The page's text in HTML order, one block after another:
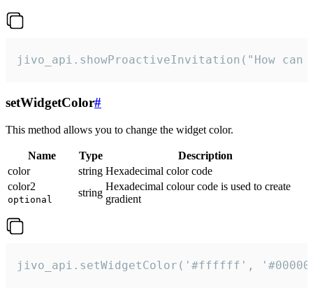
jivo_api.showProactiveInvitation("How
setWidgetColor#
This method allows you to change the widget color.
Name Type
Description
color
string Hexadecimal color code
color2
optional
string
Hexadecimal colour code is used to create
gradient
jivo_api.setWidgetColor('#ffffff',